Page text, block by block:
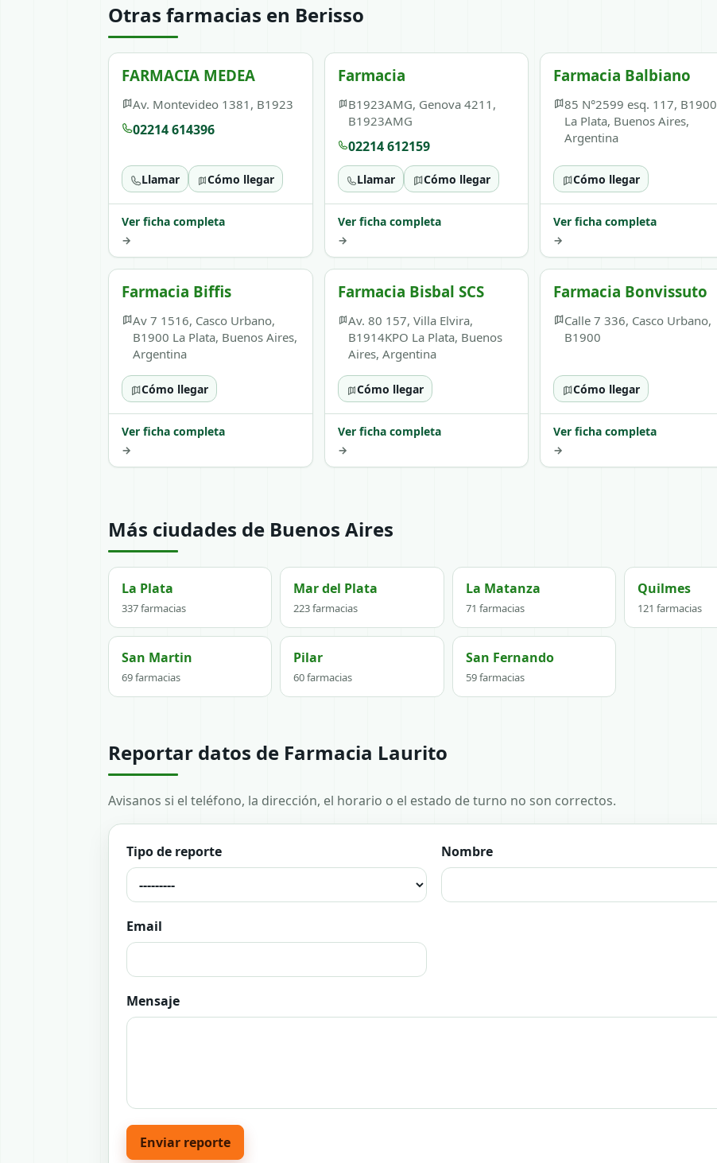
Otras farmacias en Berisso
FARMACIA MEDEA
Av. Montevideo 1381, B1923
02214 614396
Llamar Cómo llegar
Ver ficha completa
→
Farmacia
B1923AMG, Genova 4211,
B1923AMG
02214 612159
Llamar Cómo llegar
Ver ficha completa
→
Farmacia Balbiano
85 N°2599 esq. 117, B1900
La Plata, Buenos Aires,
Argentina
Cómo llegar
Ver ficha completa
→
Farmacia Biffis
Av 7 1516, Casco Urbano,
B1900 La Plata, Buenos Aires,
Argentina
Cómo llegar
Ver ficha completa
→
Farmacia Bisbal SCS
Av. 80 157, Villa Elvira,
B1914KPO La Plata, Buenos
Aires, Argentina
Cómo llegar
Ver ficha completa
→
Farmacia Bonvissuto
Calle 7 336, Casco Urbano,
B1900
Cómo llegar
Ver ficha completa
→
Más ciudades de Buenos Aires
La Plata
337 farmacias
Mar del Plata
223 farmacias
La Matanza
71 farmacias
Quilmes
121 farmacias
San Martin
69 farmacias
Pilar
60 farmacias
San Fernando
59 farmacias
Reportar datos de Farmacia Laurito
Avisanos si el teléfono, la dirección, el horario o el estado de turno no son correctos.
Tipo de reporte Nombre
Email
Mensaje
Enviar reporte